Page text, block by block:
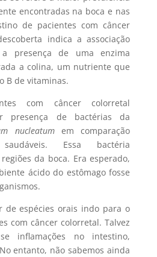
encontradas na boca e nas
de pacientes com câncer
indica a associação
presença de uma enzima
a colina, um nutriente que
B de vitaminas.
com câncer colorretal
presença de bactérias da
nucleatumem comparação
Essa bactéria
da boca. Era esperado,
ácido do estômago fosse
de espécies orais indo para o
com câncer colorretal. Talvez
inflamações no intestino,
entanto, não sabemos ainda